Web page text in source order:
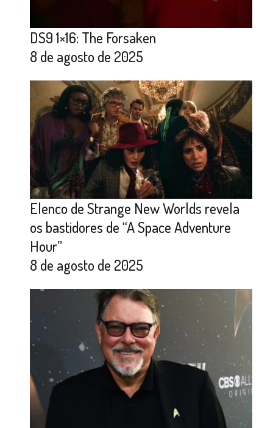
DS9 1×16: The Forsaken
8 de agosto de 2025
Elenco de Strange New Worlds revela
os bastidores de “A Space Adventure
Hour”
8 de agosto de 2025